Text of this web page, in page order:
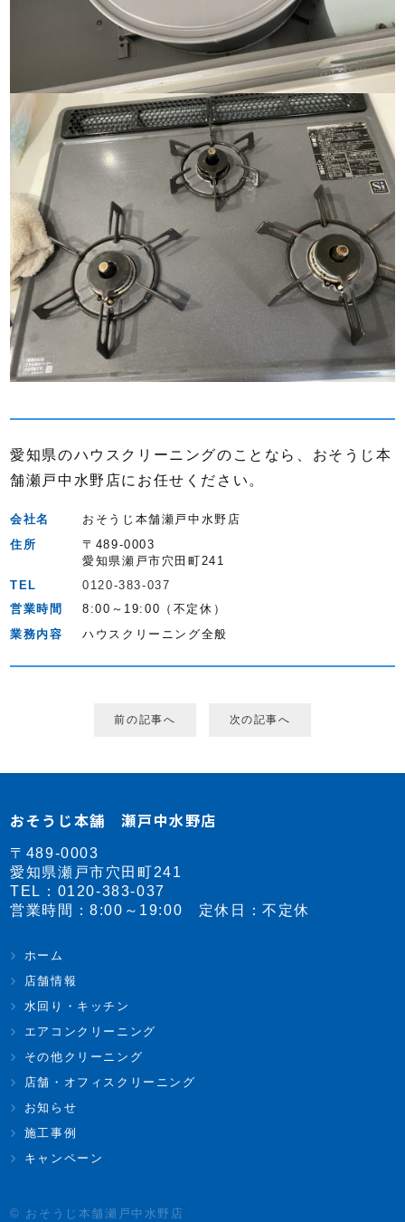
愛知県のハウスクリーニングのことなら、おそうじ本
舗瀬戸中水野店にお任せください。
会社名
おそうじ本舗瀬戸中水野店
住所
〒489-0003
愛知県瀬戸市穴田町241
TEL
0120-383-037
営業時間
8:00～19:00（不定休）
業務内容
ハウスクリーニング全般
前の記事へ 次の記事へ
おそうじ本舗 瀬戸中水野店
〒489-0003
愛知県瀬戸市穴田町241
TEL： 0120-383-037
営業時間：8:00～19:00 定休日：不定休
ホーム
店舗情報
水回り・キッチン
エアコンクリーニング
その他クリーニング
店舗・オフィスクリーニング
お知らせ
施工事例
キャンペーン
© おそうじ本舗瀬戸中水野店